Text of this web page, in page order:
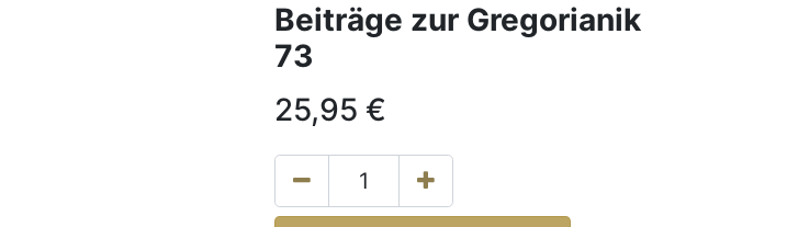
Beiträge zur Gregorianik
73
25,95 €